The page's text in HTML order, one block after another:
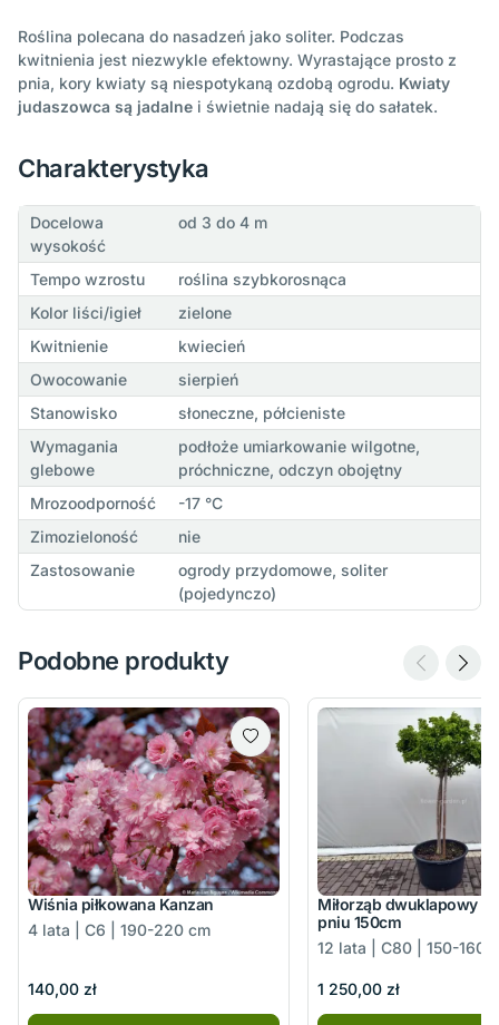
Roślina polecana do nasadzeń jako soliter. Podczas
kwitnienia jest niezwykle efektowny. Wyrastające prosto z
pnia, kory kwiaty są niespotykaną ozdobą ogrodu. Kwiaty
judaszowca są jadalne i świetnie nadają się do sałatek.
Charakterystyka
Docelowa
wysokość
od 3 do 4 m
Tempo wzrostu
roślina szybkorosnąca
Kolor liści/igieł
zielone
Kwitnienie
kwiecień
Owocowanie
sierpień
Stanowisko
słoneczne, półcieniste
Wymagania
glebowe
podłoże umiarkowanie wilgotne,
próchniczne, odczyn obojętny
Mrozoodporność
-17 °C
Zimozieloność
nie
Zastosowanie
ogrody przydomowe, soliter
(pojedynczo)
Podobne produkty
Wiśnia piłkowana Kanzan
4 lata | C6 | 190-220 cm
140,00 zł
Miłorząb dwuklapowy
pniu 150cm
12 lata | C80 | 150-160
1 250,00 zł